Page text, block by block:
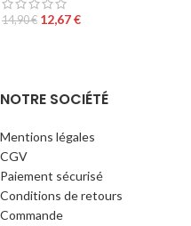
14,90€ 12,67€
NOTRE SOCIÉTÉ
Mentions légales
CGV
Paiement sécurisé
Conditions de retours
Commande